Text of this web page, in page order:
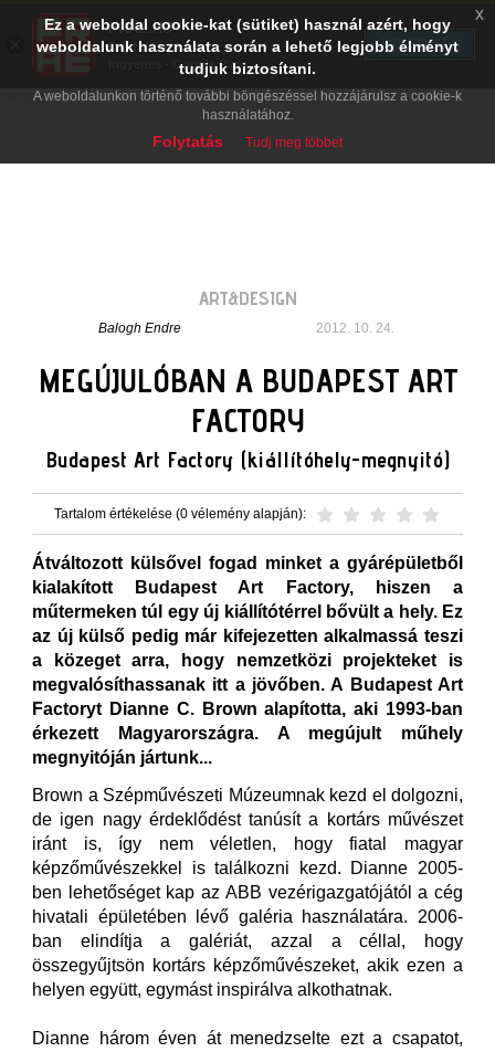
ART&DESIGN
Balogh Endre 2012. 10. 24.
MEGÚJULÓBAN A BUDAPEST ART
FACTORY
Budapest Art Factory (kiállítóhely-megnyitó)
Tartalom értékelése (0 vélemény alapján):
Átváltozott külsővel fogad minket a gyárépületből
kialakított Budapest Art Factory, hiszen a
műtermeken túl egy új kiállítótérrel bővült a hely. Ez
az új külső pedig már kifejezetten alkalmassá teszi
a közeget arra, hogy nemzetközi projekteket is
megvalósíthassanak itt a jövőben. A Budapest Art
Factoryt Dianne C. Brown alapította, aki 1993-ban
érkezett Magyarországra. A megújult műhely
megnyitóján jártunk...
Brown a Szépművészeti Múzeumnak kezd el dolgozni,
de igen nagy érdeklődést tanúsít a kortárs művészet
iránt is, így nem véletlen, hogy fiatal magyar
képzőművészekkel is találkozni kezd. Dianne 2005-
ben lehetőséget kap az ABB vezérigazgatójától a cég
hivatali épületében lévő galéria használatára. 2006-
ban elindítja a galériát, azzal a céllal, hogy
összegyűjtsön kortárs képzőművészeket, akik ezen a
helyen együtt, egymást inspirálva alkothatnak.
Dianne három éven át menedzselte ezt a csapatot,
Ez a weboldal cookie-kat (sütiket) használ azért, hogy
weboldalunk használata során a lehető legjobb élményt
tudjuk biztosítani.
A weboldalunkon történő további böngészéssel hozzájárulsz a cookie-k
használatához.
Folytatás Tudj meg többet
x
PRAE.HU
Digital Evolution
Ingyenes - Google Play
TELEPÍTÉS